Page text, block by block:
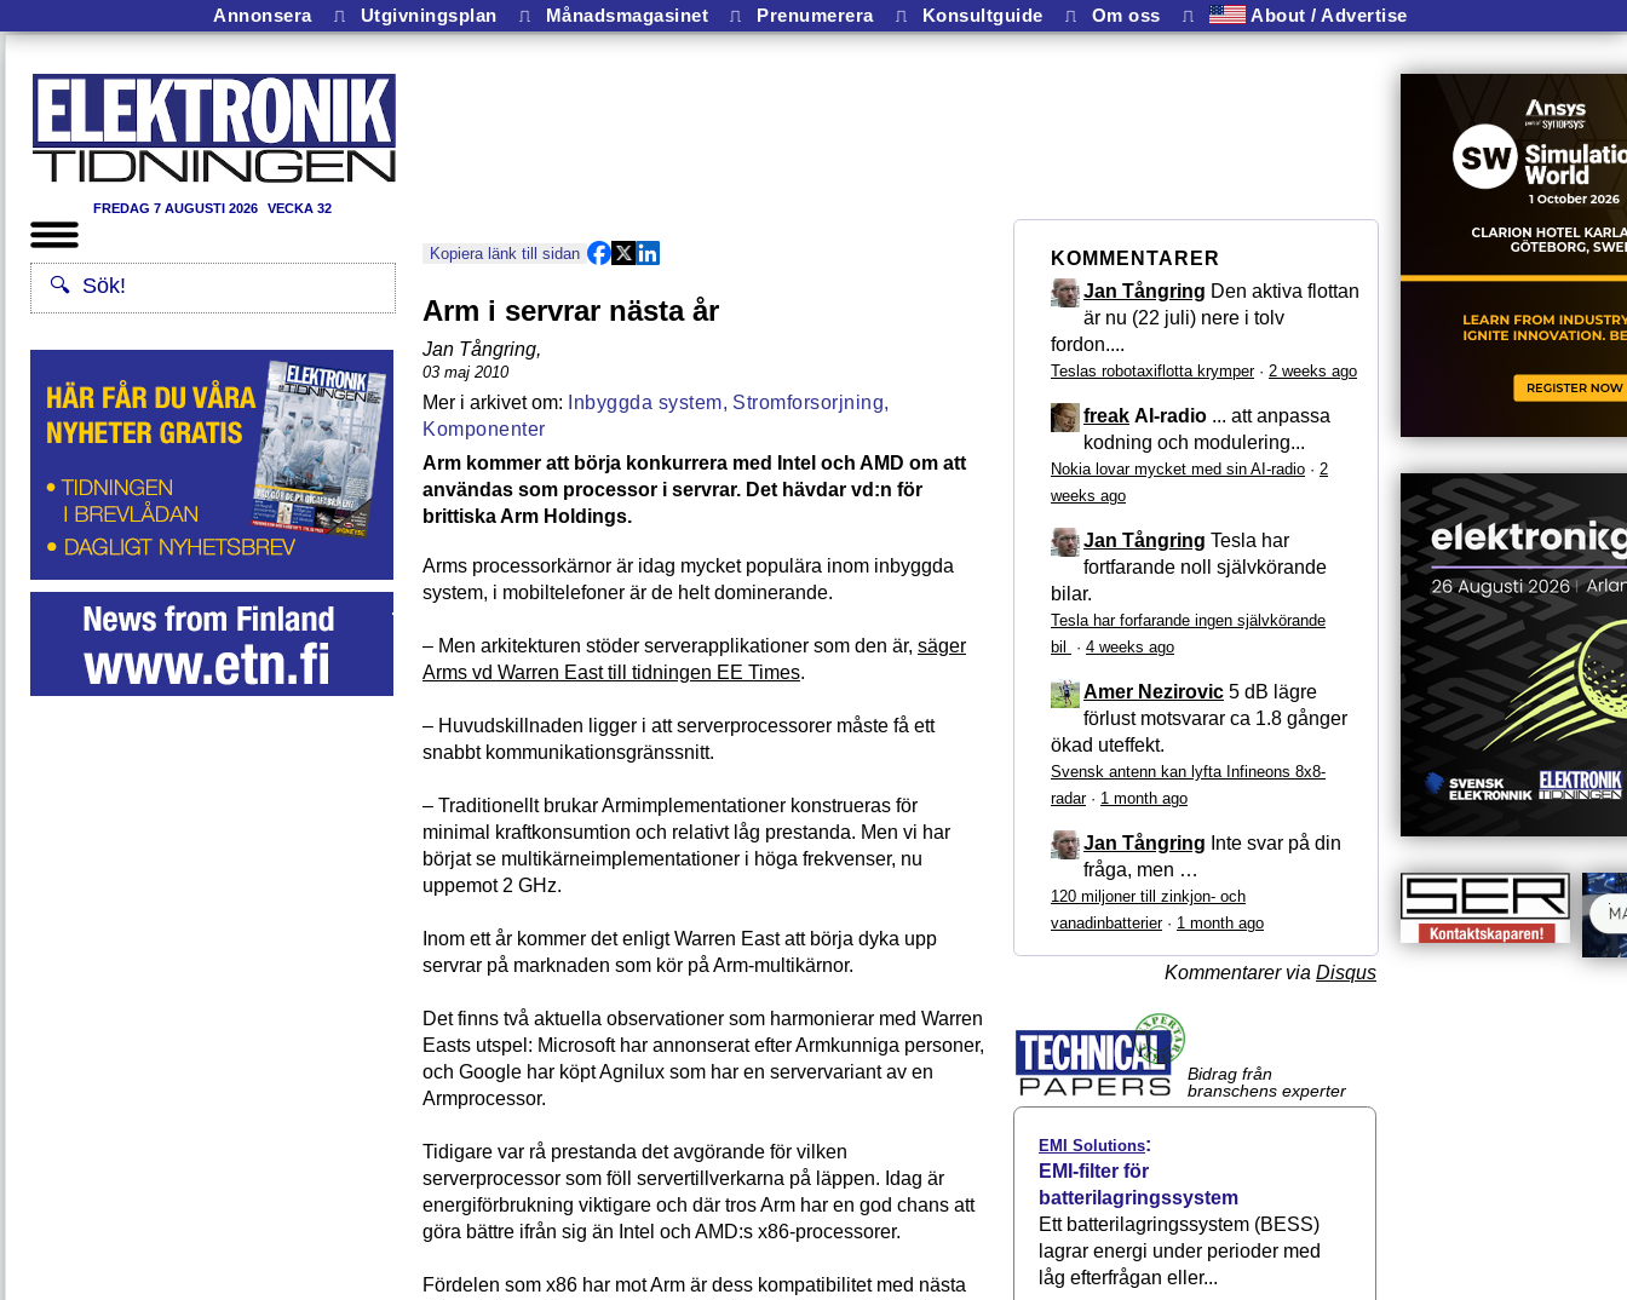
Annonsera ⎍ Utgivningsplan ⎍ Månadsmagasinet ⎍ Prenumerera ⎍ Konsultguide ⎍ Om oss ⎍ About / Advertise
FREDAG 7 AUGUSTI 2026 VECKA 32
Kopiera länk till sidan
Arm i servrar nästa år
Jan Tångring,
03 maj 2010
Inbyggda system, Stromforsorjning,
Komponenter
Arm kommer att börja konkurrera med Intel och AMD om att
användas som processor i servrar. Det hävdar vd:n för
brittiska Arm Holdings.
Arms processorkärnor är idag mycket populära inom inbyggda
system, i mobiltelefoner är de helt dominerande.
– Men arkitekturen stöder serverapplikationer som den är, säger
Arms vd Warren East till tidningen EE Times.
– Huvudskillnaden ligger i att serverprocessorer måste få ett
snabbt kommunikationsgränssnitt.
– Traditionellt brukar Armimplementationer konstrueras för
minimal kraftkonsumtion och relativt låg prestanda. Men vi har
börjat se multikärneimplementationer i höga frekvenser, nu
uppemot 2 GHz.
Inom ett år kommer det enligt Warren East att börja dyka upp
servrar på marknaden som kör på Arm-multikärnor.
Det finns två aktuella observationer som harmonierar med Warren
Easts utspel: Microsoft har annonserat efter Armkunniga personer,
och Google har köpt Agnilux som har en servervariant av en
Armprocessor.
Tidigare var rå prestanda det avgörande för vilken
serverprocessor som föll servertillverkarna på läppen. Idag är
energiförbrukning viktigare och där tros Arm har en god chans att
göra bättre ifrån sig än Intel och AMD:s x86-processorer.
Fördelen som x86 har mot Arm är dess kompatibilitet med nästa
KOMMENTARER
Jan Tångring Den aktiva flottan
är nu (22 juli) nere i tolv
fordon....
Teslas robotaxiflotta krymper· 2 weeks ago
freak AI-radio ... att anpassa
kodning och modulering...
Nokia lovar mycket med sin AI-radio · 2
weeks ago
Jan Tångring Tesla har
fortfarande noll självkörande
bilar.
Tesla har forfarande ingen självkörande
bil
· 4 weeks ago
Amer Nezirovic 5 dB lägre
förlust motsvarar ca 1.8 gånger
ökad uteffekt.
Svensk antenn kan lyfta Infineons 8x8-
radar· 1 month ago
Jan Tångring Inte svar på din
fråga, men …
120 miljoner till zinkjon- och
vanadinbatterier· 1 month ago
Kommentarer via Disqus
Bidrag från
branschens experter
EMI Solutions:
EMI-filter för
batterilagringssystem
Ett batterilagringssystem (BESS)
lagrar energi under perioder med
låg efterfrågan eller...